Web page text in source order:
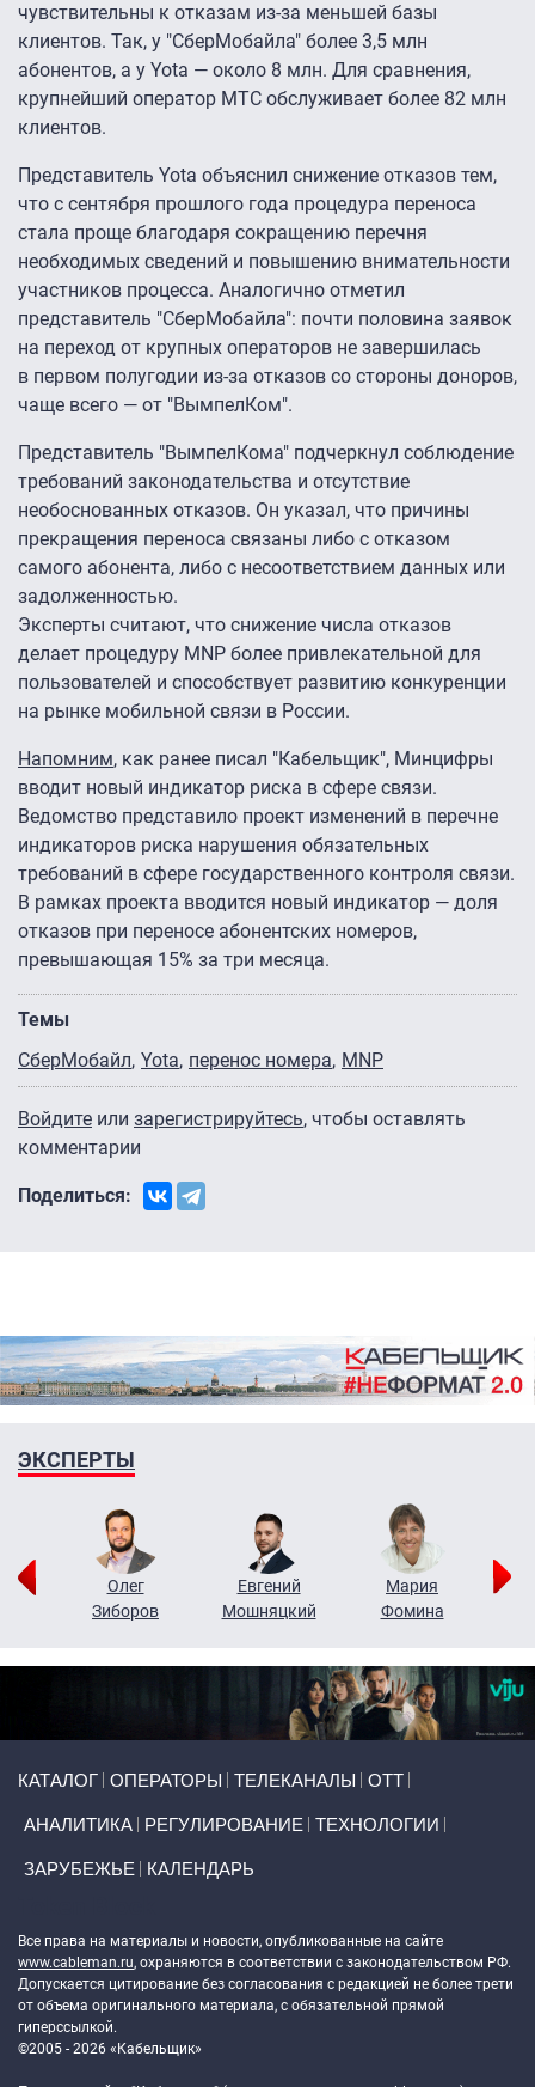
чувствительны к отказам из-за меньшей базы
клиентов. Так, у "СберМобайла" более 3,5 млн
абонентов, а у Yota — около 8 млн. Для сравнения,
крупнейший оператор МТС обслуживает более 82 млн
клиентов.
Представитель Yota объяснил снижение отказов тем,
что с сентября прошлого года процедура переноса
стала проще благодаря сокращению перечня
необходимых сведений и повышению внимательности
участников процесса. Аналогично отметил
представитель "СберМобайла": почти половина заявок
на переход от крупных операторов не завершилась
в первом полугодии из-за отказов со стороны доноров,
чаще всего — от "ВымпелКом".
Представитель "ВымпелКома" подчеркнул соблюдение
требований законодательства и отсутствие
необоснованных отказов. Он указал, что причины
прекращения переноса связаны либо с отказом
самого абонента, либо с несоответствием данных или
задолженностью.
Эксперты считают, что снижение числа отказов
делает процедуру MNP более привлекательной для
пользователей и способствует развитию конкуренции
на рынке мобильной связи в России.
Напомним, как ранее писал "Кабельщик", Минцифры
вводит новый индикатор риска в сфере связи.
Ведомство представило проект изменений в перечне
индикаторов риска нарушения обязательных
требований в сфере государственного контроля связи.
В рамках проекта вводится новый индикатор — доля
отказов при переносе абонентских номеров,
превышающая 15% за три месяца.
Темы
СберМобайл Yota перенос номера MNP
Войдите или зарегистрируйтесь, чтобы оставлять
комментарии
Поделиться:
ЭКСПЕРТЫ
Олег
Зиборов
Евгений
Мошняцкий
Мария
Фомина
КАТАЛОГ ОПЕРАТОРЫ ТЕЛЕКАНАЛЫ ОТТ
АНАЛИТИКА РЕГУЛИРОВАНИЕ ТЕХНОЛОГИИ
ЗАРУБЕЖЬЕ КАЛЕНДАРЬ
Все права на материалы и новости, опубликованные на сайте
www.cableman.ru, охраняются в соответствии с законодательством РФ.
Допускается цитирование без согласования с редакцией не более трети
от объема оригинального материала, с обязательной прямой
гиперссылкой.
©2005 - 2026 «Кабельщик»